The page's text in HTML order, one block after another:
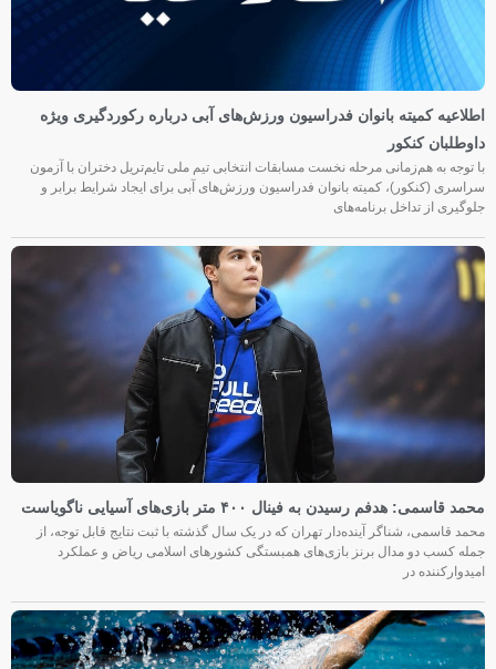
اطلاعیه کمیته بانوان فدراسیون ورزش‌های آبی درباره رکوردگیری ویژه
داوطلبان کنکور
با توجه به هم‌زمانی مرحله نخست مسابقات انتخابی تیم ملی تایم‌تریل دختران با آزمون
سراسری (کنکور)، کمیته بانوان فدراسیون ورزش‌های آبی برای ایجاد شرایط برابر و
جلوگیری از تداخل برنامه‌های
محمد قاسمی: هدفم رسیدن به فینال ۴۰۰ متر بازی‌های آسیایی ناگویاست
محمد قاسمی، شناگر آینده‌دار تهران که در یک سال گذشته با ثبت نتایج قابل توجه، از
جمله کسب دو مدال برنز بازی‌های همبستگی کشورهای اسلامی ریاض و عملکرد
امیدوارکننده در